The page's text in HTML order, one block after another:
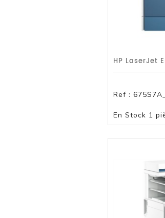
Ref :
En Stock 1